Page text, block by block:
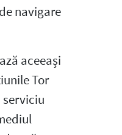
navigare
aceeași
Tor
serviciu